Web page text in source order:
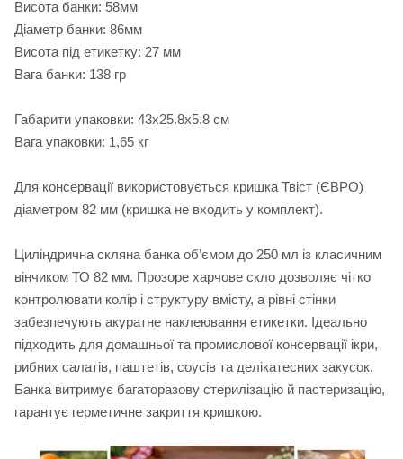
Висота банки: 58мм
Діаметр банки: 86мм
Висота під етикетку: 27 мм
Вага банки: 138 гр
Габарити упаковки: 43х25.8х5.8 см
Вага упаковки: 1,65 кг
Для консервації використовується кришка Твіст (ЄВРО)
діаметром 82 мм (кришка не входить у комплект).
Циліндрична скляна банка об’ємом до 250 мл із класичним
вінчиком ТО 82 мм. Прозоре харчове скло дозволяє чітко
контролювати колір і структуру вмісту, а рівні стінки
забезпечують акуратне наклеювання етикетки. Ідеально
підходить для домашньої та промислової консервації ікри,
рибних салатів, паштетів, соусів та делікатесних закусок.
Банка витримує багаторазову стерилізацію й пастеризацію,
гарантує герметичне закриття кришкою.